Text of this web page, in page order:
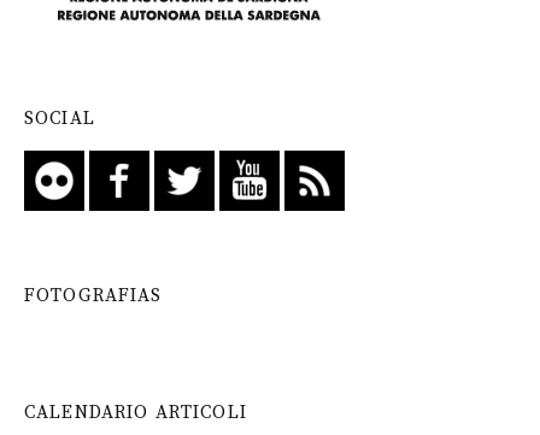
SOCIAL
FOTOGRAFIAS
CALENDARIO ARTICOLI